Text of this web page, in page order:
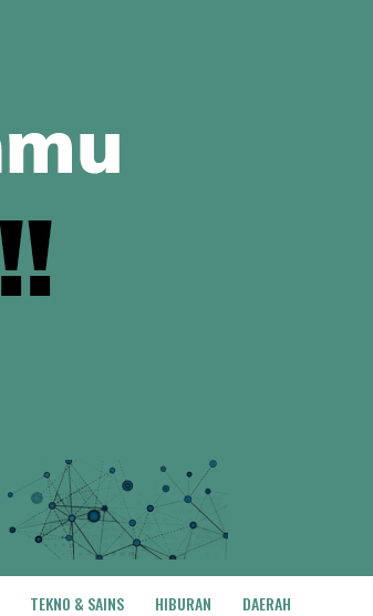
TEKNO & SAINS HIBURAN DAERAH